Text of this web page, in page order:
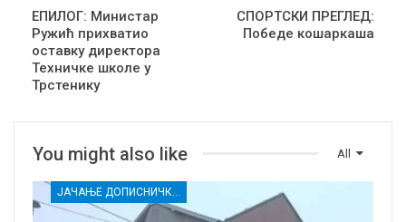
ЕПИЛОГ: Министар
Ружић прихватио
оставку директора
Техничке школе у
Трстенику
СПОРТСКИ ПРЕГЛЕД:
Победе кошаркаша
All
You might also like